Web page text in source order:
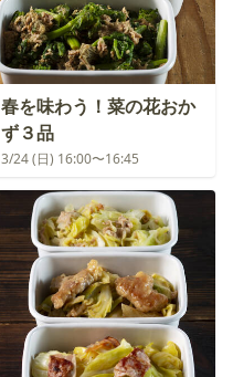
春を味わう！菜の花おか
ず３品
3/24 (日) 16:00〜16:45